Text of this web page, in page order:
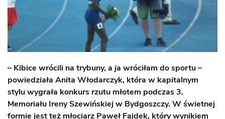
– Kibice wrócili na trybuny, a ja wróciłam do sportu –
powiedziała Anita Włodarczyk, która w kapitalnym
stylu wygrała konkurs rzutu młotem podczas 3.
Memoriału Ireny Szewińskiej w Bydgoszczy. W świetnej
formie jest też młociarz Paweł Fajdek, który wynikiem